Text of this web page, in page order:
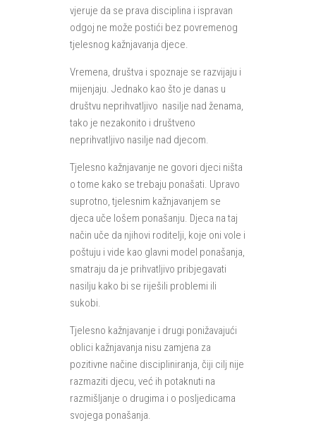
vjeruje da se prava disciplina i ispravan
odgoj ne može postići bez povremenog
tjelesnog kažnjavanja djece.
Vremena, društva i spoznaje se razvijaju i
mijenjaju. Jednako kao što je danas u
društvu neprihvatljivo nasilje nad ženama,
tako je nezakonito i društveno
neprihvatljivo nasilje nad djecom.
Tjelesno kažnjavanje ne govori djeci ništa
o tome kako se trebaju ponašati. Upravo
suprotno, tjelesnim kažnjavanjem se
djeca uče lošem ponašanju. Djeca na taj
način uče da njihovi roditelji, koje oni vole i
poštuju i vide kao glavni model ponašanja,
smatraju da je prihvatljivo pribjegavati
nasilju kako bi se riješili problemi ili
sukobi.
Tjelesno kažnjavanje i drugi ponižavajući
oblici kažnjavanja nisu zamjena za
pozitivne načine discipliniranja, čiji cilj nije
razmaziti djecu, već ih potaknuti na
razmišljanje o drugima i o posljedicama
svojega ponašanja.